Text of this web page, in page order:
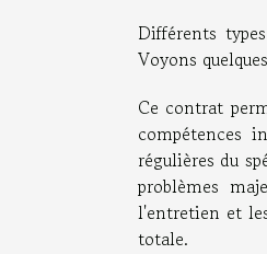
Différents
Voyons
Ce contrat
compétences
régulières du
problèmes
l'entretien et
totale.